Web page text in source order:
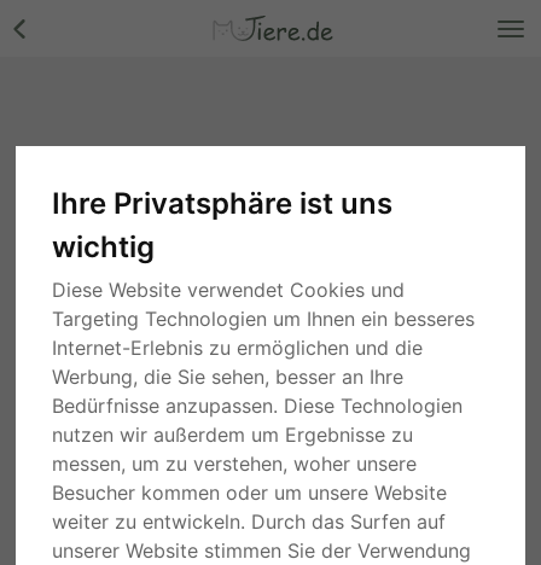
Ihre Privatsphäre ist uns
wichtig
Diese Website verwendet Cookies und
Targeting Technologien um Ihnen ein besseres
Internet-Erlebnis zu ermöglichen und die
Werbung, die Sie sehen, besser an Ihre
Bedürfnisse anzupassen. Diese Technologien
nutzen wir außerdem um Ergebnisse zu
messen, um zu verstehen, woher unsere
Besucher kommen oder um unsere Website
weiter zu entwickeln. Durch das Surfen auf
unserer Website stimmen Sie der Verwendung